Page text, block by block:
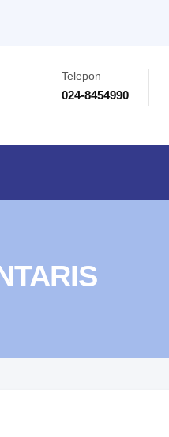
Telepon
024-8454990